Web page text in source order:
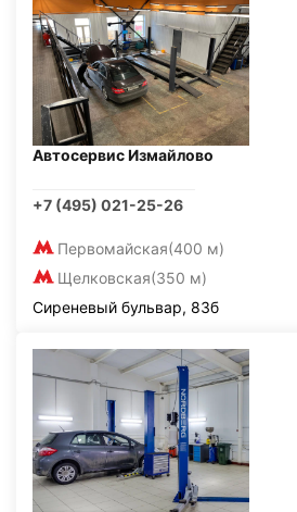
Автосервис Измайлово
+7 (495) 021-25-26
Первомайская(400 м)
Щелковская(350 м)
Сиреневый бульвар, 83б